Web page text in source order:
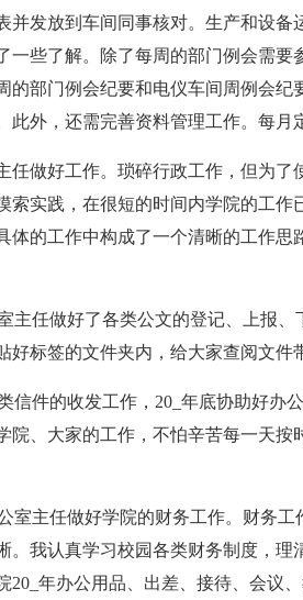
并发放到车间同事核对。生产和设
一些了解。除了每周的部门例会需
的部门例会纪要和电仪车间周例会
此外，还需完善资料管理工作。每月
任做好工作。琐碎行政工作，但为
索实践，在很短的时间内学院的工
体的工作中构成了一个清晰的工作
主任做好了各类公文的登记、上报
好标签的文件夹内，给大家查阅文件
信件的收发工作，20_年底协助好办
院、大家的工作，不怕辛苦每一天
室主任做好学院的财务工作。财务
。我认真学习校园各类财务制度，
20_年办公用品、出差、接待、会议